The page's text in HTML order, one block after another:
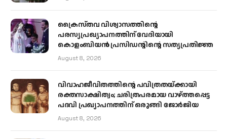
ക്രൈസ്തവ വിശ്വാസത്തിന്റെ
പരസ്യപ്രഖ്യാപനത്തിന് വേദിയായി
കൊളംബിയൻ പ്രസിഡന്റിന്റെ സത്യപ്രതിജ്ഞ
August 8, 2026
വിവാഹജീവിതത്തിന്റെ പവിത്രതയ്ക്കായി
രക്തസാക്ഷിത്വം; ചരിത്രപരമായ വാഴ്ത്തപ്പെട്ട
പദവി പ്രഖ്യാപനത്തിന് ഒരുങ്ങി ജോര്‍ജിയ
August 8, 2026